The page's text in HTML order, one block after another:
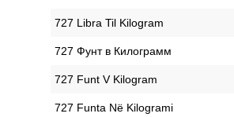
‎727 Libra Til Kilogram
‎727 Фунт в Килограмм
‎727 Funt V Kilogram
‎727 Funta Në Kilogrami